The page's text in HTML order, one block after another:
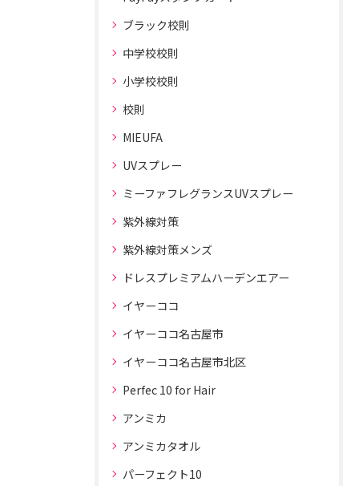
ブラック校則
中学校校則
小学校校則
校則
MIEUFA
UVスプレー
ミーファフレグランスUVスプレー
紫外線対策
紫外線対策メンズ
ドレスプレミアムハーデンエアー
イヤーココ
イヤーココ名古屋市
イヤーココ名古屋市北区
Perfec 10 for Hair
アンミカ
アンミカタオル
パーフェクト10